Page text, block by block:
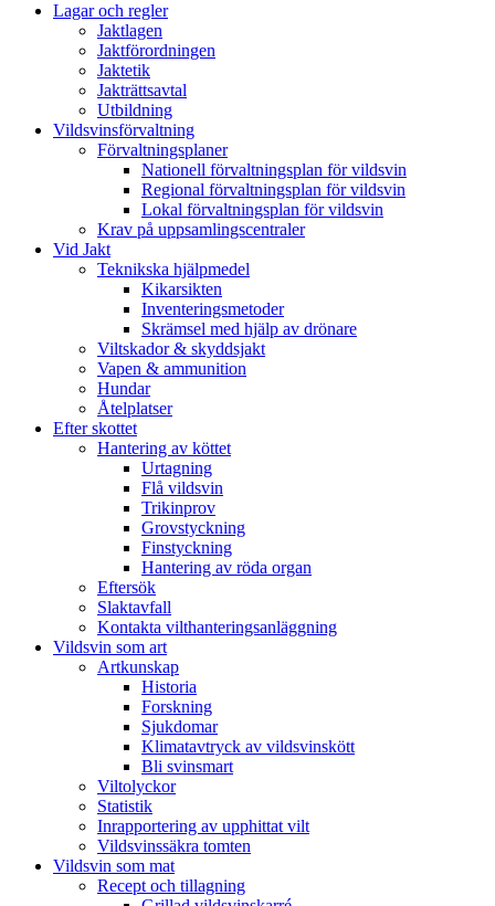
Lagar och regler
Jaktlagen
Jaktförordningen
Jaktetik
Jakträttsavtal
Utbildning
Vildsvinsförvaltning
Förvaltningsplaner
Nationell förvaltningsplan för vildsvin
Regional förvaltningsplan för vildsvin
Lokal förvaltningsplan för vildsvin
Krav på uppsamlingscentraler
Vid Jakt
Teknikska hjälpmedel
Kikarsikten
Inventeringsmetoder
Skrämsel med hjälp av drönare
Viltskador & skyddsjakt
Vapen & ammunition
Hundar
Åtelplatser
Efter skottet
Hantering av köttet
Urtagning
Flå vildsvin
Trikinprov
Grovstyckning
Finstyckning
Hantering av röda organ
Eftersök
Slaktavfall
Kontakta vilthanteringsanläggning
Vildsvin som art
Artkunskap
Historia
Forskning
Sjukdomar
Klimatavtryck av vildsvinskött
Bli svinsmart
Viltolyckor
Statistik
Inrapportering av upphittat vilt
Vildsvinssäkra tomten
Vildsvin som mat
Recept och tillagning